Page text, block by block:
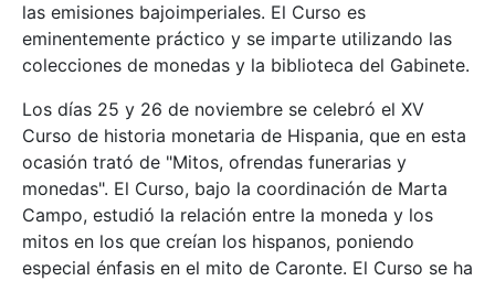
las emisiones bajoimperiales. El Curso es
eminentemente práctico y se imparte utilizando las
colecciones de monedas y la biblioteca del Gabinete.
Los días 25 y 26 de noviembre se celebró el XV
Curso de historia monetaria de Hispania, que en esta
ocasión trató de "Mitos, ofrendas funerarias y
monedas". El Curso, bajo la coordinación de Marta
Campo, estudió la relación entre la moneda y los
mitos en los que creían los hispanos, poniendo
especial énfasis en el mito de Caronte. El Curso se ha